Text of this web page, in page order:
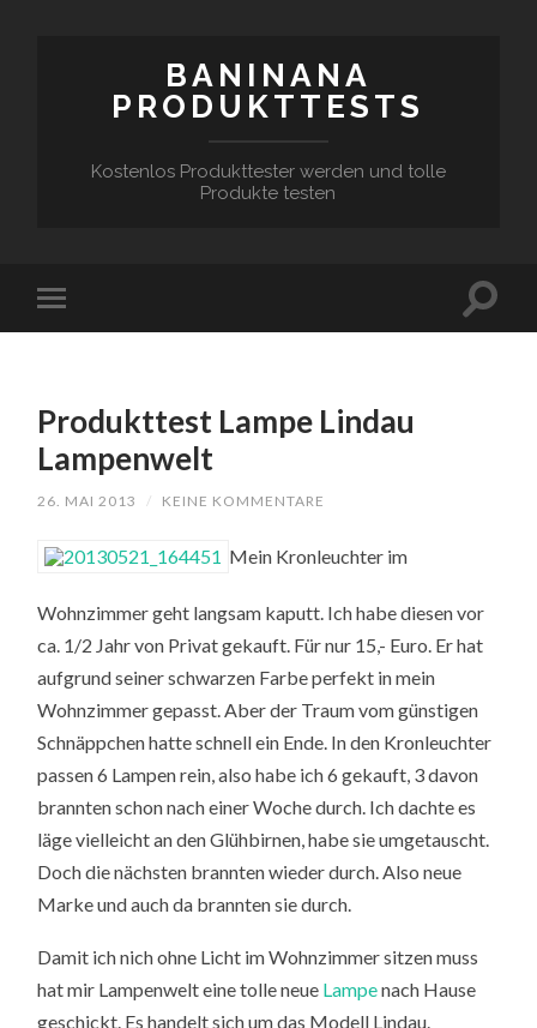
BANINANA
PRODUKTTESTS
Kostenlos Produkttester werden und tolle
Produkte testen
Produkttest Lampe Lindau
Lampenwelt
26. MAI 2013 / KEINE KOMMENTARE
Mein Kronleuchter im
Wohnzimmer geht langsam kaputt. Ich habe diesen vor
ca. 1/2 Jahr von Privat gekauft. Für nur 15,- Euro. Er hat
aufgrund seiner schwarzen Farbe perfekt in mein
Wohnzimmer gepasst. Aber der Traum vom günstigen
Schnäppchen hatte schnell ein Ende. In den Kronleuchter
passen 6 Lampen rein, also habe ich 6 gekauft, 3 davon
brannten schon nach einer Woche durch. Ich dachte es
läge vielleicht an den Glühbirnen, habe sie umgetauscht.
Doch die nächsten brannten wieder durch. Also neue
Marke und auch da brannten sie durch.
Damit ich nich ohne Licht im Wohnzimmer sitzen muss
hat mir Lampenwelt eine tolle neue Lampenach Hause
geschickt. Es handelt sich um das Modell Lindau.